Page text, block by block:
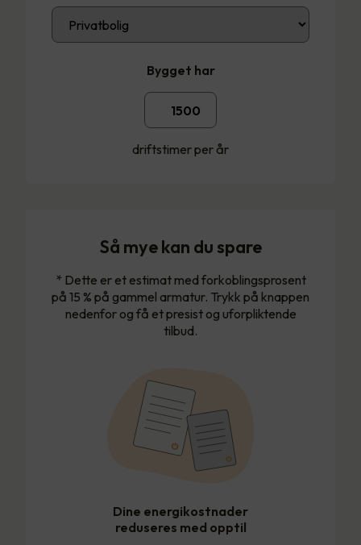
Bygget har
driftstimer per år
Så mye kan du spare
* Dette er et estimat med forkoblingsprosent
på 15 % på gammel armatur. Trykk på knappen
nedenfor og få et presist og uforpliktende
tilbud.
Dine energikostnader
reduseres med opptil